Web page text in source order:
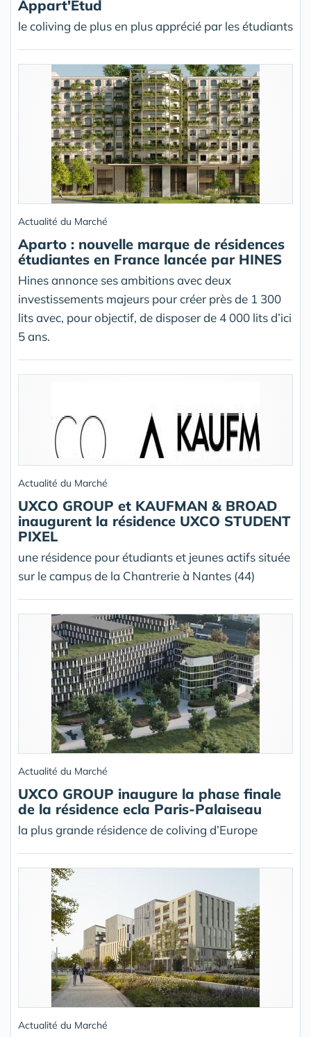
Appart'Etud
le coliving de plus en plus apprécié par les étudiants
Actualité du Marché
Aparto : nouvelle marque de résidences
étudiantes en France lancée par HINES
Hines annonce ses ambitions avec deux
investissements majeurs pour créer près de 1 300
lits avec, pour objectif, de disposer de 4 000 lits d’ici
5 ans.
Actualité du Marché
UXCO GROUP et KAUFMAN & BROAD
inaugurent la résidence UXCO STUDENT
PIXEL
une résidence pour étudiants et jeunes actifs située
sur le campus de la Chantrerie à Nantes (44)
Actualité du Marché
UXCO GROUP inaugure la phase finale
de la résidence ecla Paris-Palaiseau
la plus grande résidence de coliving d’Europe
Actualité du Marché